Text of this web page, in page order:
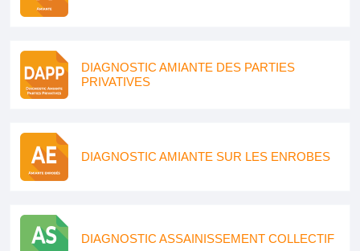
DIAGNOSTIC AMIANTE DES PARTIES
PRIVATIVES
DIAGNOSTIC AMIANTE SUR LES ENROBES
DIAGNOSTIC ASSAINISSEMENT COLLECTIF